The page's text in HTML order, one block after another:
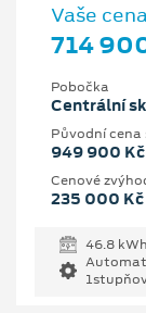
Vaše
714
Pobočka
Centrální
Původní cena
949 900 Kč
Cenové
235 000 Kč
46.8 kWh